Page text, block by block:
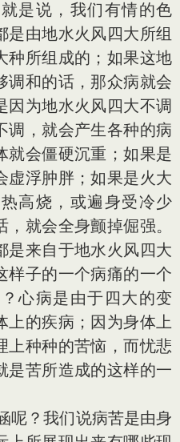
是说，我们有情的色
是由地水火风四大所组
种所组成的；如果这地
调和的话，那众病就会
因为地水火风四大不调
调，就会产生各种的病
就会僵硬沉重；如果是
虚浮肿胖；如果是火大
高烧，或遍身受冷少
就会全身颤掉倔强。
是来自于地水火风四大
样子的一个病痛的一个
心病是由于四大的变
上的疾病；因为身体上
上种种的苦恼，而忧悲
是苦所造成的这样的一
？我们说病苦是由身